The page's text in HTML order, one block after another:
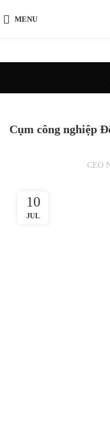
MENU
Cụm công nghiệp
CEO
10
JUL